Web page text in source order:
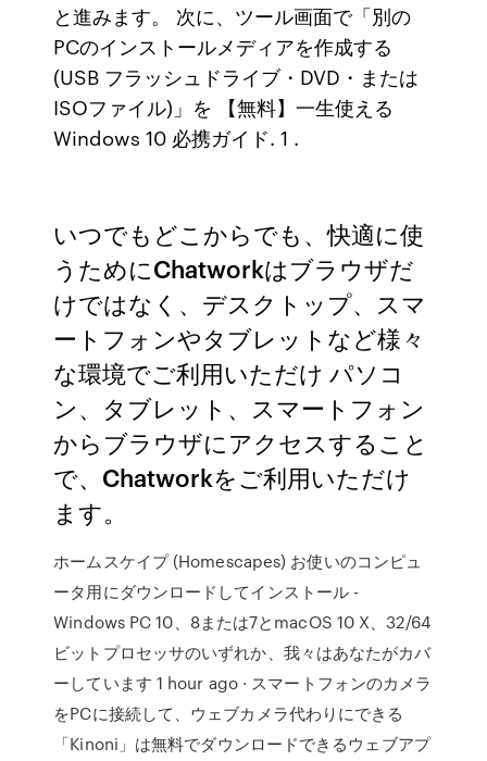
と進みます。 次に、ツール画面で「別の
PCのインストールメディアを作成する
(USB フラッシュドライブ・DVD・または
ISOファイル)」を 【無料】一生使える
Windows 10 必携ガイド. 1 .
いつでもどこからでも、快適に使
うためにChatworkはブラウザだ
けではなく、デスクトップ、スマ
ートフォンやタブレットなど様々
な環境でご利用いただけ パソコ
ン、タブレット、スマートフォン
からブラウザにアクセスすること
で、Chatworkをご利用いただけ
ます。
ホームスケイプ (Homescapes) お使いのコンピュ
ータ用にダウンロードしてインストール -
Windows PC 10、8または7とmacOS 10 X、32/64
ビットプロセッサのいずれか、我々はあなたがカバ
ーしています 1 hour ago · スマートフォンのカメラ
をPCに接続して、ウェブカメラ代わりにできる
「Kinoni」は無料でダウンロードできるウェブアプ